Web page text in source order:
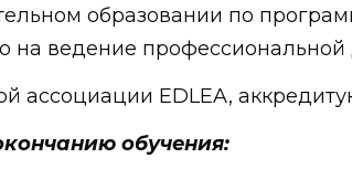
образовании по
на ведение
ассоциации EDLEA,
обучения: